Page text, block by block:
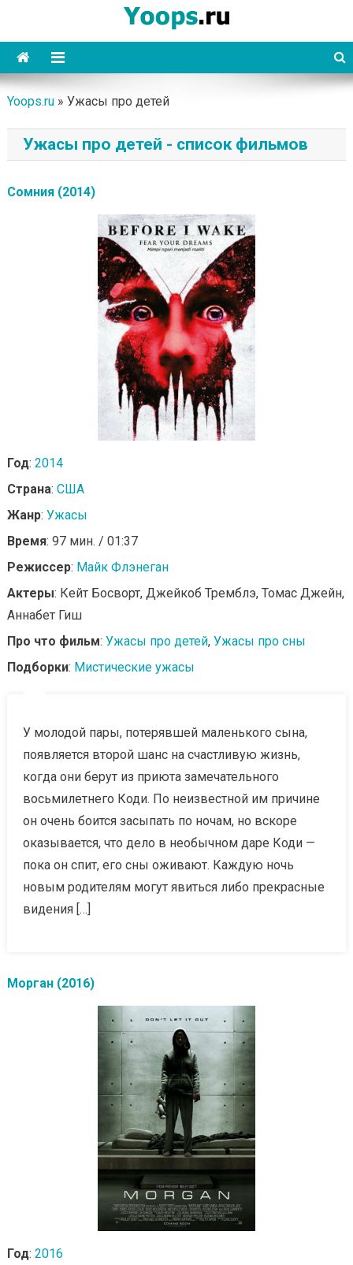
content
Yoops
Yoops.ru» Ужасы про детей
Ужасы про детей - список фильмов
Сомния (2014)
Год: 2014
Страна: США
Жанр: Ужасы
Время: 97 мин. / 01:37
Режиссер: Майк Флэнеган
Актеры: Кейт Босворт, Джейкоб Тремблэ, Томас Джейн,
Аннабет Гиш
Про что фильм: Ужасы про детей, Ужасы про сны
Подборки: Мистические ужасы
У молодой пары, потерявшей маленького сына,
появляется второй шанс на счастливую жизнь,
когда они берут из приюта замечательного
восьмилетнего Коди. По неизвестной им причине
он очень боится засыпать по ночам, но вскоре
оказывается, что дело в необычном даре Коди —
пока он спит, его сны оживают. Каждую ночь
новым родителям могут явиться либо прекрасные
видения […]
Морган (2016)
Год: 2016